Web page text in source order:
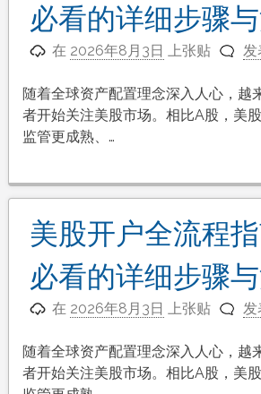
必看的详细步骤
在 2026年8月3日 上张贴 发
随着全球资产配置理念深入人心，越
者开始关注美股市场。相比A股，美
监管更成熟、…
美股开户全流程
必看的详细步骤
在 2026年8月3日 上张贴 发
随着全球资产配置理念深入人心，越
者开始关注美股市场。相比A股，美